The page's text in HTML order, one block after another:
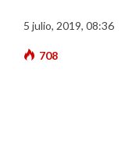
5 julio, 2019, 08:36
708